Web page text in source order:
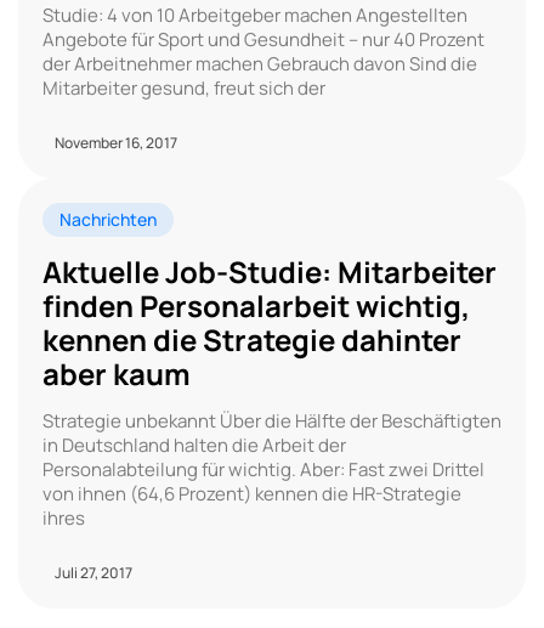
Studie: 4 von 10 Arbeitgeber machen Angestellten
Angebote für Sport und Gesundheit – nur 40 Prozent
der Arbeitnehmer machen Gebrauch davon Sind die
Mitarbeiter gesund, freut sich der
November 16, 2017
Nachrichten
Aktuelle Job-Studie: Mitarbeiter
finden Personalarbeit wichtig,
kennen die Strategie dahinter
aber kaum
Strategie unbekannt Über die Hälfte der Beschäftigten
in Deutschland halten die Arbeit der
Personalabteilung für wichtig. Aber: Fast zwei Drittel
von ihnen (64,6 Prozent) kennen die HR-Strategie
ihres
Juli 27, 2017